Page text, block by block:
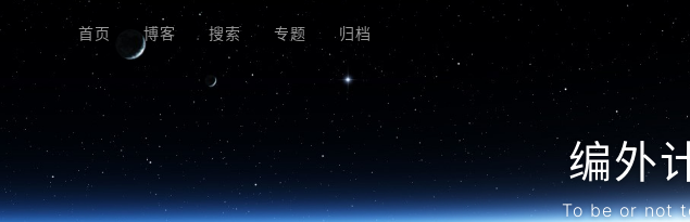
编外
To be or not
首页 博客 搜索 专题 归档
博客 搜索 专题 归档